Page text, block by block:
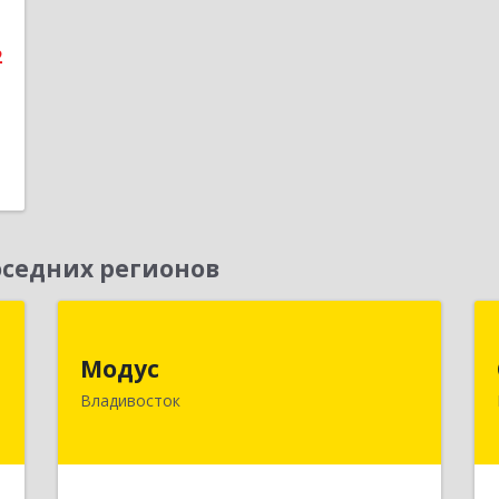
регионов
Модус
Владивосток
Владивосток г, ул. Фадеева, д. 10
Подробнее